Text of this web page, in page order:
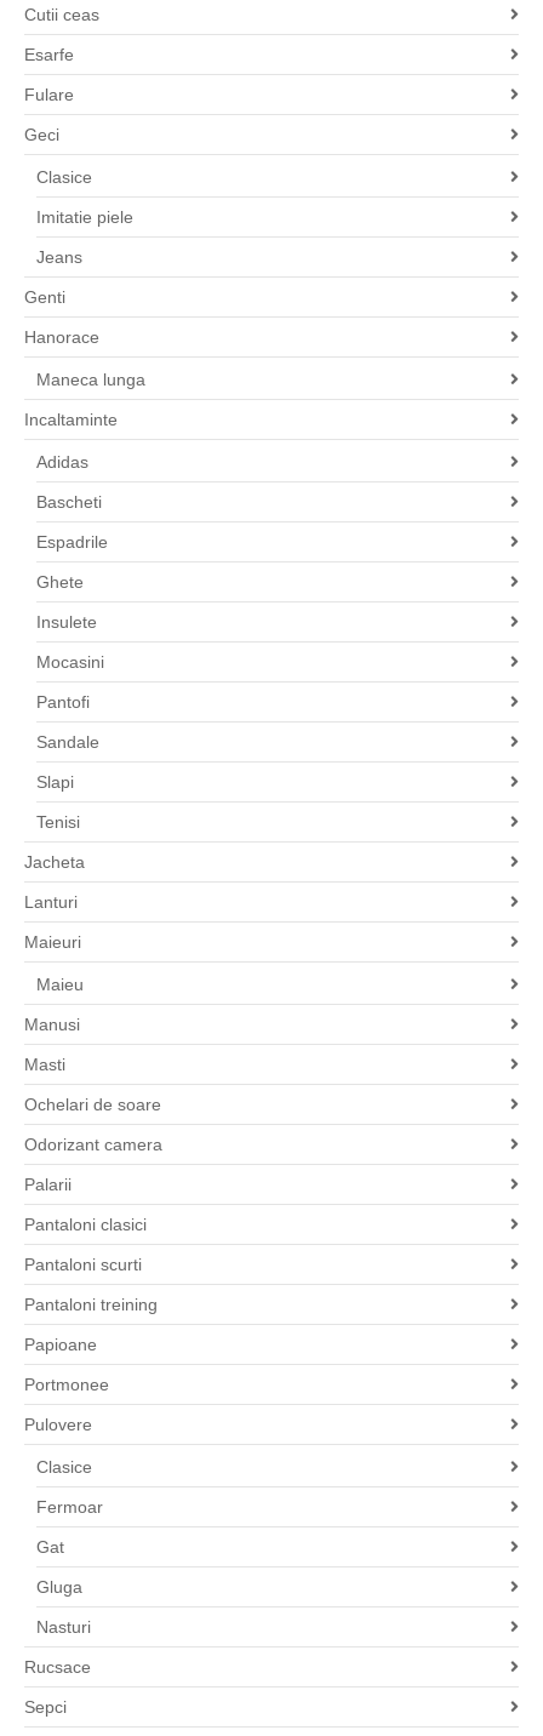
Cutii ceas
Esarfe
Fulare
Geci
Clasice
Imitatie piele
Jeans
Genti
Hanorace
Maneca lunga
Incaltaminte
Adidas
Bascheti
Espadrile
Ghete
Insulete
Mocasini
Pantofi
Sandale
Slapi
Tenisi
Jacheta
Lanturi
Maieuri
Maieu
Manusi
Masti
Ochelari de soare
Odorizant camera
Palarii
Pantaloni clasici
Pantaloni scurti
Pantaloni treining
Papioane
Portmonee
Pulovere
Clasice
Fermoar
Gat
Gluga
Nasturi
Rucsace
Sepci